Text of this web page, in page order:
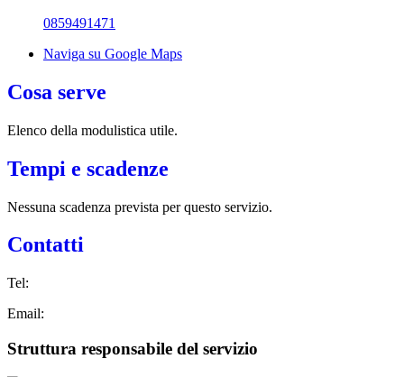
0859491471
Naviga su Google Maps
Cosa serve
Elenco della modulistica utile.
Tempi e scadenze
Nessuna scadenza prevista per questo servizio.
Contatti
Tel:
Email:
Struttura responsabile del servizio